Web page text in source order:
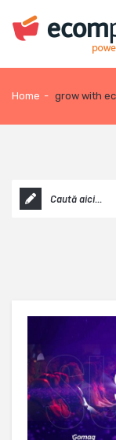
Home - grow with